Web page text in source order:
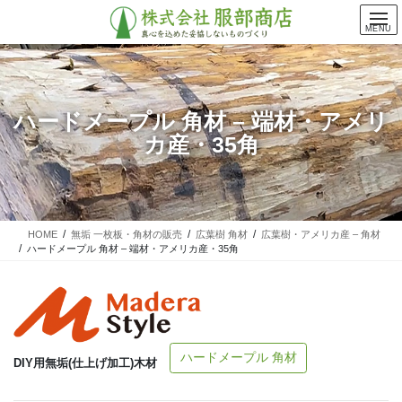
テ
ン
ツ
に
移
動
ゲ
ー
シ
ョ
ン
に
移
動
ハードメープル 角材 – 端材・アメリ
カ産・35角
HOME 無垢 一枚板・角材の販売 広葉樹 角材
広葉樹・アメリカ産 – 角材
ハードメープル 角材 – 端材・アメリカ産・35角
DIY用無垢(仕上げ加工)木材 ハードメープル 角材
MENU